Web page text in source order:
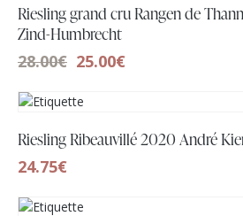
Riesling grand cru Rangen de
Zind-Humbrecht
28.00€ 25.00€
Riesling Ribeauvillé 2020 André
24.75€